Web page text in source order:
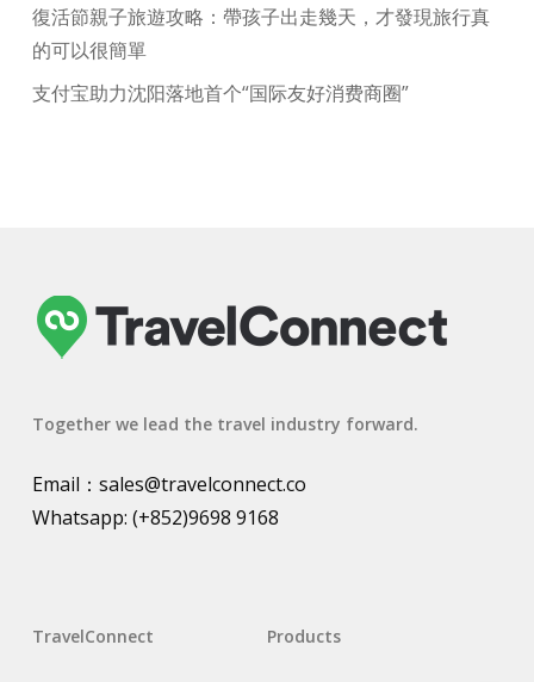
復活節親子旅遊攻略：帶孩子出走幾天，才發現旅行真
的可以很簡單
支付宝助力沈阳落地首个“国际友好消费商圈”
Together we lead the travel industry forward.
Email： sales@travelconnect.co
Whatsapp: (+852)9698 9168
TravelConnect Products